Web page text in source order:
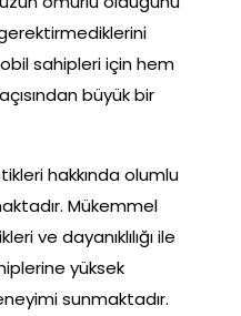
sahipleri için hem
büyük bir
hakkında olumlu
Mükemmel
ve dayanıklılığı ile
yüksek
sunmaktadır.